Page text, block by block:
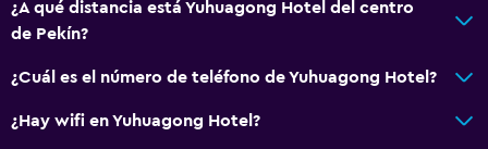
¿A qué distancia está Yuhuagong Hotel del centro
de Pekín?
¿Cuál es el número de teléfono de Yuhuagong Hotel?
¿Hay wifi en Yuhuagong Hotel?